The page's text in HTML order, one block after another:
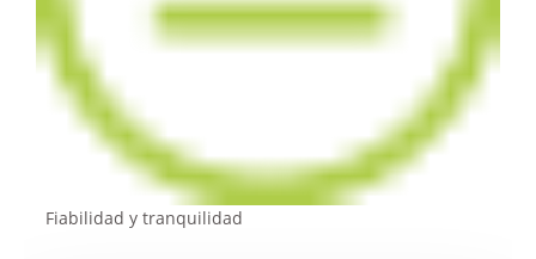
Fiabilidad y tranquilidad